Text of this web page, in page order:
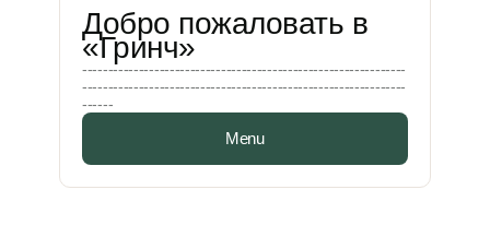
Добро пожаловать в
«Гринч»
---------------------------------------------------------------
---------------------------------------------------------------
------
Menu